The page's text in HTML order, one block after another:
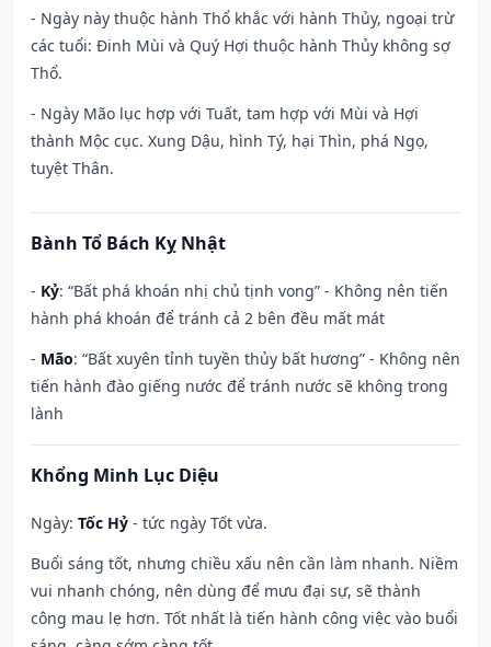
- Ngày này thuộc hành Thổ khắc với hành Thủy, ngoại trừ
các tuổi: Đinh Mùi và Quý Hợi thuộc hành Thủy không sợ
Thổ.
- Ngày Mão lục hợp với Tuất, tam hợp với Mùi và Hợi
thành Mộc cục. Xung Dậu, hình Tý, hại Thìn, phá Ngọ,
tuyệt Thân.
Bành Tổ Bách Kỵ Nhật
- Kỷ: “Bất phá khoán nhị chủ tịnh vong” - Không nên tiến
hành phá khoán để tránh cả 2 bên đều mất mát
- Mão: “Bất xuyên tỉnh tuyền thủy bất hương” - Không nên
tiến hành đào giếng nước để tránh nước sẽ không trong
lành
Khổng Minh Lục Diệu
Ngày: Tốc Hỷ - tức ngày Tốt vừa.
Buổi sáng tốt, nhưng chiều xấu nên cần làm nhanh. Niềm
vui nhanh chóng, nên dùng để mưu đại sự, sẽ thành
công mau lẹ hơn. Tốt nhất là tiến hành công việc vào buổi